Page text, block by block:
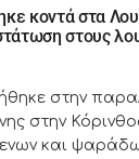
κοντά στα
στους
στην
στην
και